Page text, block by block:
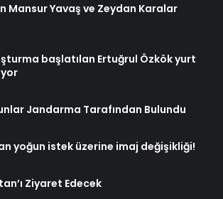
Mansur Yavaş ve Zeydan Karalar
başlatılan Ertuğrul Özkök yurt
Jandarma Tarafından Bulundu
yoğun istek üzerine imaj değişikliği!
Ziyaret Edecek